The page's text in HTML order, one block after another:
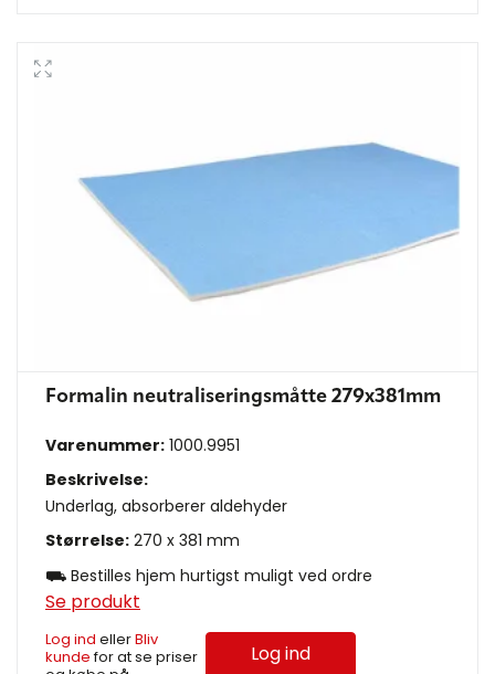
Formalin neutraliseringsmåtte 279x381mm
Varenummer: 1000.9951
Beskrivelse:
Underlag, absorberer aldehyder
Størrelse: 270 x 381 mm
⛟ Bestilles hjem hurtigst muligt ved ordre
Se produkt
Log ind ellerBliv
kundefor at se priser
Log ind